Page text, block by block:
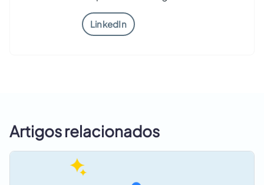
LinkedIn
Artigos relacionados